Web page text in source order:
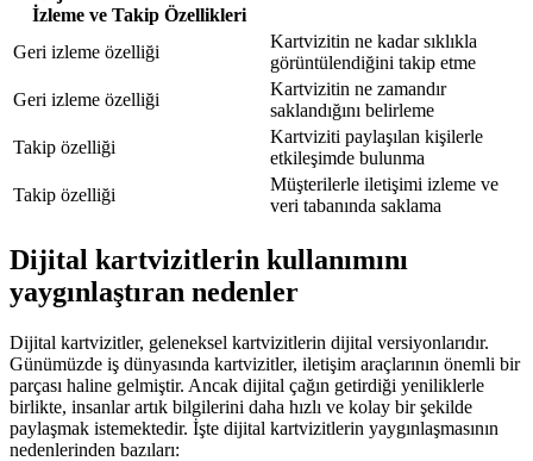
İzleme ve Takip Özellikleri
Geri izleme özelliği
Kartvizitin ne kadar sıklıkla
görüntülendiğini takip etme
Geri izleme özelliği
Kartvizitin ne zamandır
saklandığını belirleme
Takip özelliği
Kartviziti paylaşılan kişilerle
etkileşimde bulunma
Takip özelliği
Müşterilerle iletişimi izleme ve
veri tabanında saklama
Dijital kartvizitlerin kullanımını
yaygınlaştıran nedenler
Dijital kartvizitler, geleneksel kartvizitlerin dijital versiyonlarıdır.
Günümüzde iş dünyasında kartvizitler, iletişim araçlarının önemli bir
parçası haline gelmiştir. Ancak dijital çağın getirdiği yeniliklerle
birlikte, insanlar artık bilgilerini daha hızlı ve kolay bir şekilde
paylaşmak istemektedir. İşte dijital kartvizitlerin yaygınlaşmasının
nedenlerinden bazıları: